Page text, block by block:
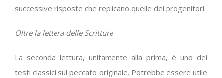
successive risposte che replicano quelle dei progenitori.
Oltre la lettera delle Scritture
La seconda lettura, unitamente alla prima, è uno dei
testi classici sul peccato originale. Potrebbe essere utile